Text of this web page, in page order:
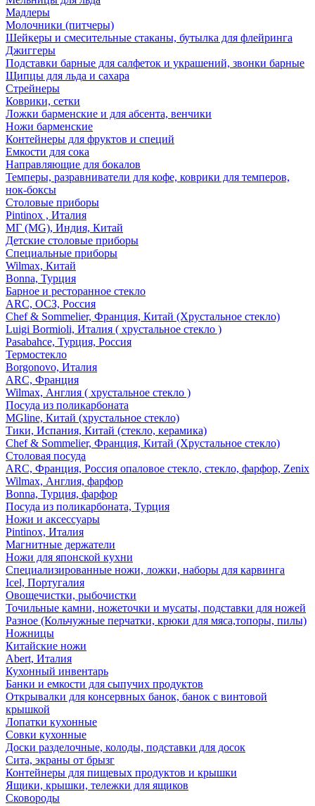
Мадлеры
Молочники (питчеры)
Шейкеры и смесительные стаканы, бутылка для флейринга
Джиггеры
Подставки барные для салфеток и украшений, звонки барные
Щипцы для льда и сахара
Стрейнеры
Коврики, сетки
Ложки барменские и для абсента, венчики
Ножи барменские
Контейнеры для фруктов и специй
Емкости для сока
Направляющие для бокалов
Темперы, разравниватели для кофе, коврики для темперов,
нок-боксы
Столовые приборы
Pintinox , Италия
МГ (MG), Индия, Китай
Детские столовые приборы
Специальные приборы
Wilmax, Китай
Bonna, Турция
Барное и ресторанное стекло
ARC, ОСЗ, Россия
Chef & Sommelier, Франция, Китай (Хрустальное стекло)
Luigi Bormioli, Италия ( хрустальное стекло )
Pasabahce, Турция, Россия
Термостекло
Borgonovo, Италия
ARC, Франция
Wilmax, Англия ( хрустальное стекло )
Посуда из поликарбоната
MGline, Китай (хрустальное стекло)
Тики, Испания, Китай (стекло, керамика)
Chef & Sommelier, Франция, Китай (Хрустальное стекло)
Столовая посуда
ARC, Франция, Россия опаловое стекло, стекло, фарфор, Zenix
Wilmax, Англия, фарфор
Bonna, Турция, фарфор
Посуда из поликарбоната, Турция
Ножи и аксессуары
Pintinox, Италия
Магнитные держатели
Ножи для японской кухни
Специализированные ножи, ложки, наборы для карвинга
Icel, Португалия
Овощечистки, рыбочистки
Точильные камни, ножеточки и мусаты, подставки для ножей
Разное (Кольчужные перчатки, крюки для мяса,топоры, пилы)
Ножницы
Китайские ножи
Abert, Италия
Кухонный инвентарь
Банки и емкости для сыпучих продуктов
Открывалки для консервных банок, банок с винтовой
крышкой
Лопатки кухонные
Совки кухонные
Доски разделочные, колоды, подставки для досок
Сита, экраны от брызг
Контейнеры для пищевых продуктов и крышки
Ящики, крышки, тележки для ящиков
Сковороды